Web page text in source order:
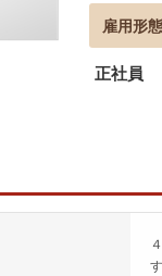
雇用形態
正社員